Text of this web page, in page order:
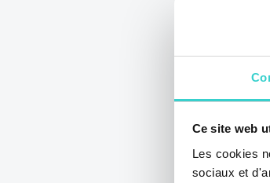
Ce site web
Les cookies
sociaux et